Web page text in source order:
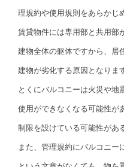
理規約や使用規則をあらかじ
賃貸物件には専用部と共用部
建物全体の躯体ですから、居
建物が劣化する原因となりま
とくにバルコニーは火災や地
使用ができなくなる可能性が
制限を設けている可能性があ
また、管理規約にバルコニー